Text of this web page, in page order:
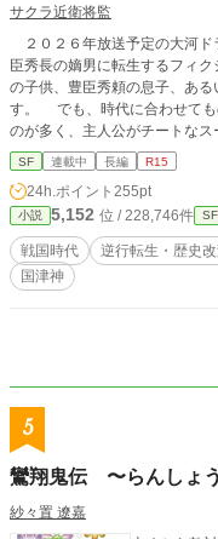
サクラ近衛将監
２０２６年放送予定の大河ド
臣秀長の嫡男に転生するフィ
の子供、豊臣秀頼の息子、あ
す。 でも、時代に合わせてものすごく努力をして成功してゆく姿を描いたも
のが多く、主人公がチートな
無論、転生モノでは、現代の
が故に先読みして有利に動いたりとか
ベならチートな無双を描かな
木下長秀（後の秀長）の息子
（？）の冒険譚を描くことにしました。 勿論、フィクショ
実話に沿っている部分もあり
ず、毎週木曜日午後八時に投稿
SF 連載中 長編 R15
24h.ポイント 255pt
小説 5,152 位 / 228,746件 SF
戦国時代 逆行転生・歴史
国津神
5
鸞翔鬼伝 〜らんしょ
紗々置 遼嘉